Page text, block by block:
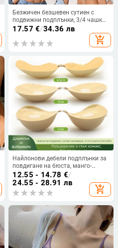
Безжичен безшевен сутиен с
подвижни подплънки, 3/4 чашка,
сменяеми двойни презрамки и
четириредово закопчаване отзад
17.57 €/34.36 лв
add_shopping_cart
Найлонови дебели подплънки за
повдигане на бюста, манго-
образна форма на зърното,
дишащи, невидими, лъскави, за
сватбени рокли
12.55 - 14.78 €/
24.55 - 28.91 лв
add_shopping_cart